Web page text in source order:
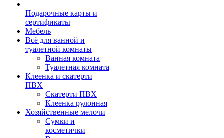
Подарочные карты и
сертификаты
Мебель
Всё для ванной и
туалетной комнаты
Ванная комната
Туалетная комната
Клеенка и скатерти
ПВХ
Скатерти ПВХ
Клеенка рулонная
Хозяйственные мелочи
Сумки и
косметички